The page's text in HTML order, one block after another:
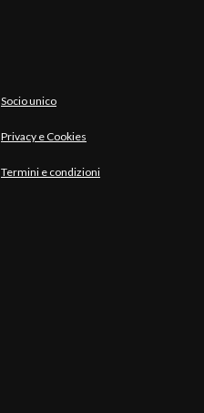
Socio unico
Privacy e Cookies
Termini e condizioni